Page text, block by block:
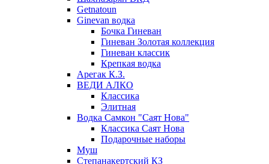
Getnatoun
Ginevan водка
Бочка Гиневан
Гиневан Золотая коллекция
Гиневан классик
Крепкая водка
Арегак К.З.
ВЕДИ АЛКО
Классика
Элитная
Водка Самкон "Саят Нова"
Классика Саят Нова
Подарочные наборы
Муш
Степанакертский КЗ